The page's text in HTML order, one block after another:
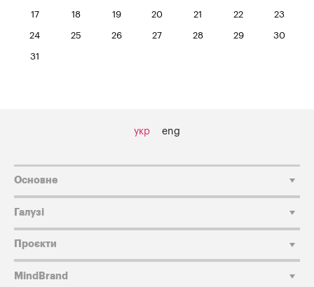
17 18 19 20 21 22 23
24 25 26 27 28 29 30
31
укр eng
Основне
Галузі
Проєкти
MindBrand